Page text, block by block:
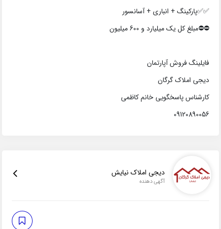
✅✅پارکینگ + انباری + آسانسور
⛔⛔️مبلغ کل یک میلیارد و 600 میلیون
فایلینگ فروش آپارتمان
دیجی املاک گرگان
کارشناس پاسخگویی خانم کاظمی
09120890056
دیجی املاک نیایش
آگهی دهنده